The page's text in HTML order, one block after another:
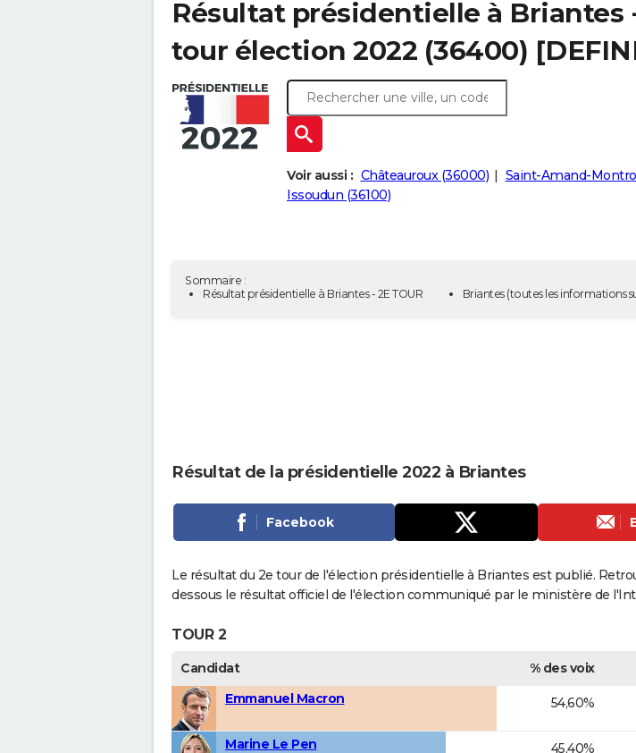
Résultat présidentielle à Briantes
tour élection 2022 (36400)
Voir aussi : Châteauroux (36000)
Saint-Amand-
Issoudun (36100)
Sommaire :
Résultat présidentielle à Briantes - 2E TOUR
Briantes(toutes les informations
Résultat de la présidentielle 2022 à Briantes
Facebook
Le résultat du 2e tour de l'élection présidentielle à Briantes est publié.
dessous le résultat officiel de l'élection communiqué par le ministère de
TOUR 2
Candidat % des voix
Emmanuel Macron
54,60%
Marine Le Pen 45,40%